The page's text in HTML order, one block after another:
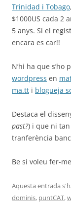
Trinidad i Tobago
$1000US cada 2
5 anys. Si el
encara es car!!
N’hi ha que s’ho
wordpress en
ma.tt i blogueja
Destaca el
past?) i que ni
tranferència
Be si voleu fer-
Aquesta entrada
dominis, puntCAT,